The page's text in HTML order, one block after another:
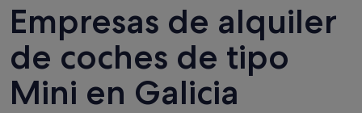
Empresas de alquiler
de coches de tipo
Mini en Galicia